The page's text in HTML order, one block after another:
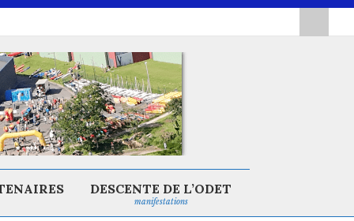
manifestations
DESCENTE DE L’ODET